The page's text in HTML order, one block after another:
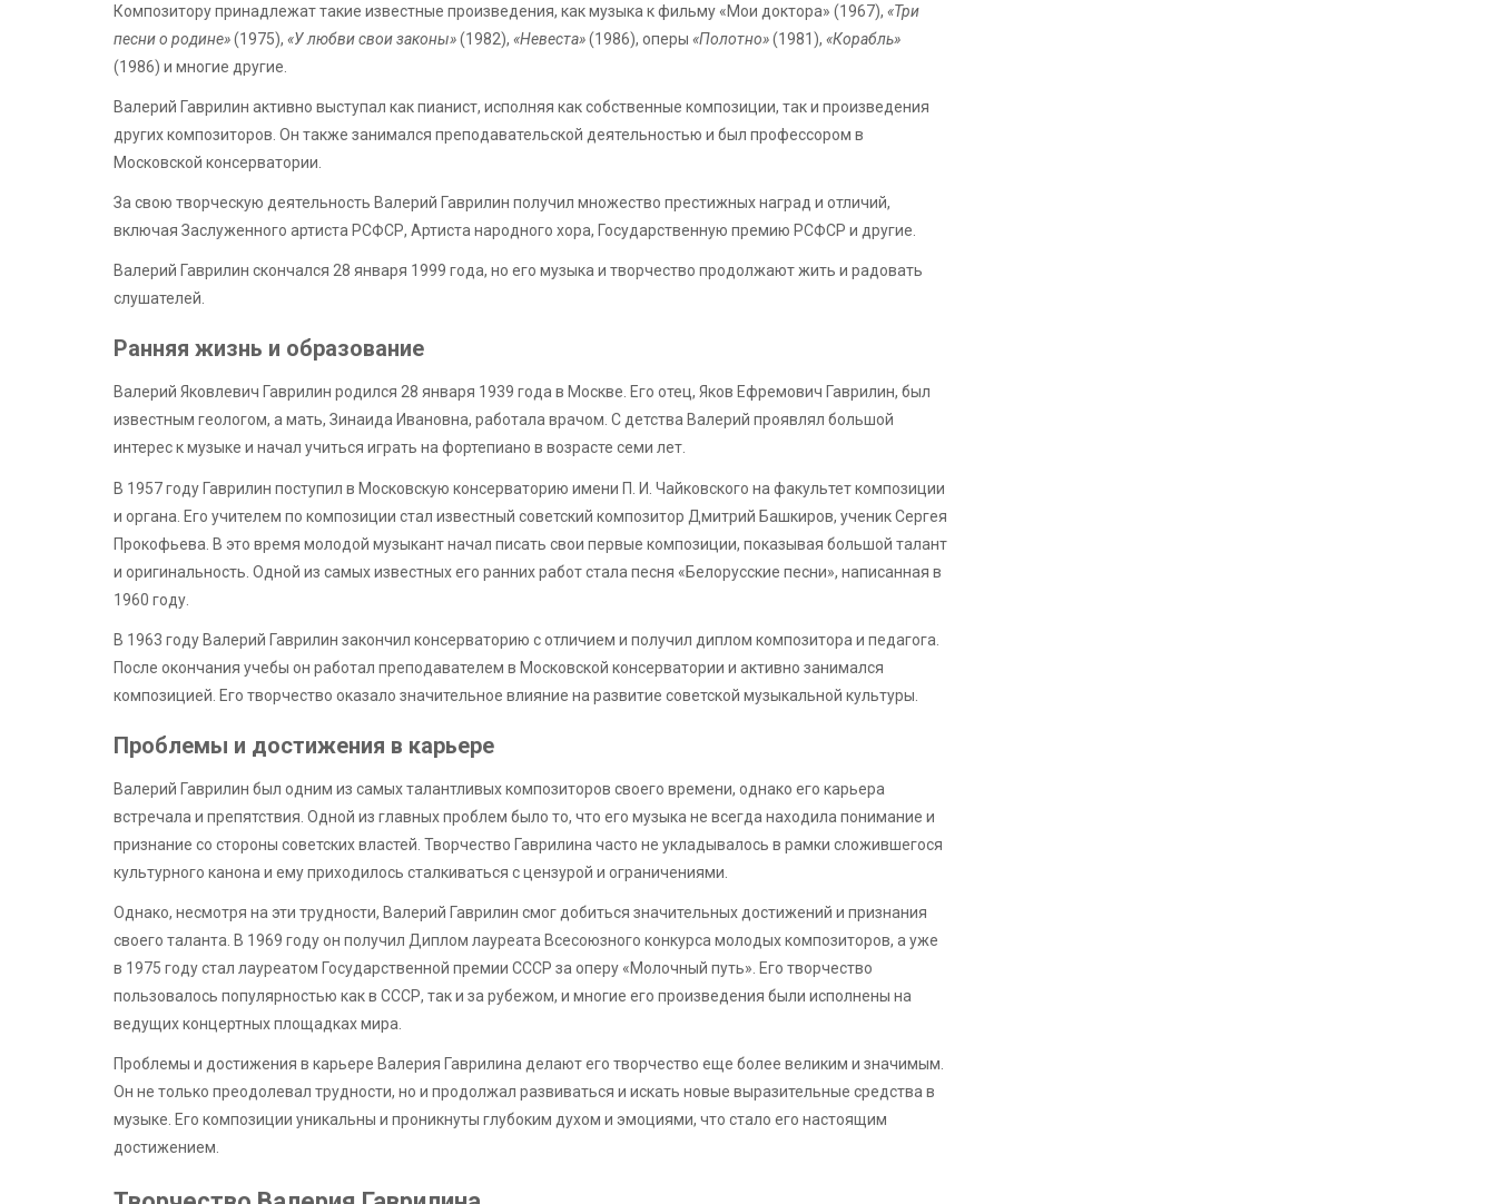
Композитору принадлежат такие известные произведения, как музыка к фильму «Мои доктора» (1967), «Три
песни о родине»(1975), «У любви свои законы»(1982), «Невеста»(1986), оперы «Полотно»(1981), «Корабль»
(1986) и многие другие.
Валерий Гаврилин активно выступал как пианист, исполняя как собственные композиции, так и произведения
других композиторов. Он также занимался преподавательской деятельностью и был профессором в
Московской консерватории.
За свою творческую деятельность Валерий Гаврилин получил множество престижных наград и отличий,
включая Заслуженного артиста РСФСР, Артиста народного хора, Государственную премию РСФСР и другие.
Валерий Гаврилин скончался 28 января 1999 года, но его музыка и творчество продолжают жить и радовать
слушателей.
Ранняя жизнь и образование
Валерий Яковлевич Гаврилин родился 28 января 1939 года в Москве. Его отец, Яков Ефремович Гаврилин, был
известным геологом, а мать, Зинаида Ивановна, работала врачом. С детства Валерий проявлял большой
интерес к музыке и начал учиться играть на фортепиано в возрасте семи лет.
В 1957 году Гаврилин поступил в Московскую консерваторию имени П. И. Чайковского на факультет композиции
и органа. Его учителем по композиции стал известный советский композитор Дмитрий Башкиров, ученик Сергея
Прокофьева. В это время молодой музыкант начал писать свои первые композиции, показывая большой талант
и оригинальность. Одной из самых известных его ранних работ стала песня «Белорусские песни», написанная в
1960 году.
В 1963 году Валерий Гаврилин закончил консерваторию с отличием и получил диплом композитора и педагога.
После окончания учебы он работал преподавателем в Московской консерватории и активно занимался
композицией. Его творчество оказало значительное влияние на развитие советской музыкальной культуры.
Проблемы и достижения в карьере
Валерий Гаврилин был одним из самых талантливых композиторов своего времени, однако его карьера
встречала и препятствия. Одной из главных проблем было то, что его музыка не всегда находила понимание и
признание со стороны советских властей. Творчество Гаврилина часто не укладывалось в рамки сложившегося
культурного канона и ему приходилось сталкиваться с цензурой и ограничениями.
Однако, несмотря на эти трудности, Валерий Гаврилин смог добиться значительных достижений и признания
своего таланта. В 1969 году он получил Диплом лауреата Всесоюзного конкурса молодых композиторов, а уже
в 1975 году стал лауреатом Государственной премии СССР за оперу «Молочный путь». Его творчество
пользовалось популярностью как в СССР, так и за рубежом, и многие его произведения были исполнены на
ведущих концертных площадках мира.
Проблемы и достижения в карьере Валерия Гаврилина делают его творчество еще более великим и значимым.
Он не только преодолевал трудности, но и продолжал развиваться и искать новые выразительные средства в
музыке. Его композиции уникальны и проникнуты глубоким духом и эмоциями, что стало его настоящим
достижением.